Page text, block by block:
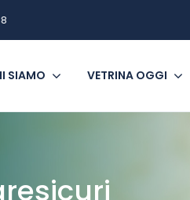
SIAMO VETRINA OGGI